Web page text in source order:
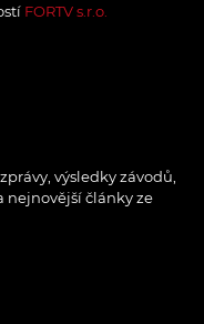
FORTV s.r.o.
výsledky závodů,
nejnovější články ze